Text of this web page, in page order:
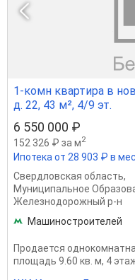
1-комн квартира в
д. 22, 43 м², 4/9 эт.
6 550 000 ₽
152 326 ₽ за м2
Ипотека от 28 903 ₽ в
Свердловская область,
Муниципальное
Железнодорожный р-н
Машиностроителей
Продается
площадь 9.60 кв. м, 4